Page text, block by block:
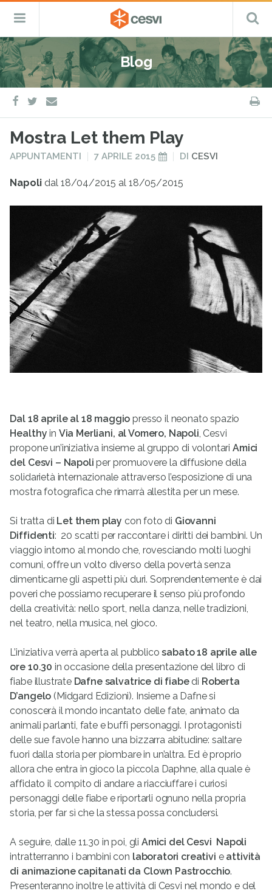
Salta
al
contenuto
CESVI
Fondazione
–
ETS
Cooperazione,
Emergenza
e
Sviluppo
Menu
Blog
facebook
twitter
e-
mail
Mostra Let them Play
PUBBLICATO
APPUNTAMENTI
PUBBLICATO
7 APRILE 2015 DI CESVI
Napoli dal 18/04/2015 al 18/05/2015
Dal 18 aprile al 18 maggiopresso il neonato spazio
Healthy in Via Merliani, al Vomero, Napoli, Cesvi
propone un’iniziativa insieme al gruppo di volontariAmici
del Cesvi – Napoli per promuovere la diffusione della
solidarietà internazionale attraverso l’esposizione di una
mostra fotografica che rimarrà allestita per un mese.
Si tratta di Let them play con foto di Giovanni
Diffidenti: 20 scatti per raccontare i diritti dei bambini. Un
viaggio intorno al mondo che, rovesciando molti luoghi
comuni, offre un volto diverso della povertà senza
dimenticarne gli aspetti più duri. Sorprendentemente è dai
poveri che possiamo recuperare il senso più profondo
della creatività: nello sport, nella danza, nelle tradizioni,
nel teatro, nella musica, nel gioco.
L’iniziativa verrà aperta al pubblicosabato 18 aprile alle
ore 10.30 in occasione della presentazione del libro di
fiabe illustrate Dafne salvatrice di fiabedi Roberta
D’angelo (Midgard Edizioni). Insieme a Dafne si
conoscerà il mondo incantato delle fate, animato da
animali parlanti, fate e buffi personaggi. I protagonisti
delle sue favole hanno una bizzarra abitudine: saltare
fuori dalla storia per piombare in un’altra. Ed è proprio
allora che entra in gioco la piccola Daphne, alla quale è
affidato il compito di andare a riacciuffare i curiosi
personaggi delle fiabe e riportarli ognuno nella propria
storia, per far sì che la stessa possa concludersi.
A seguire, dalle 11.30 in poi, gli Amici del Cesvi  Napoli
intratterranno i bambini con laboratori creativi e attività
di animazione capitanati da Clown Pastrocchio.
Presenteranno inoltre le attività di Cesvi nel mondo e del